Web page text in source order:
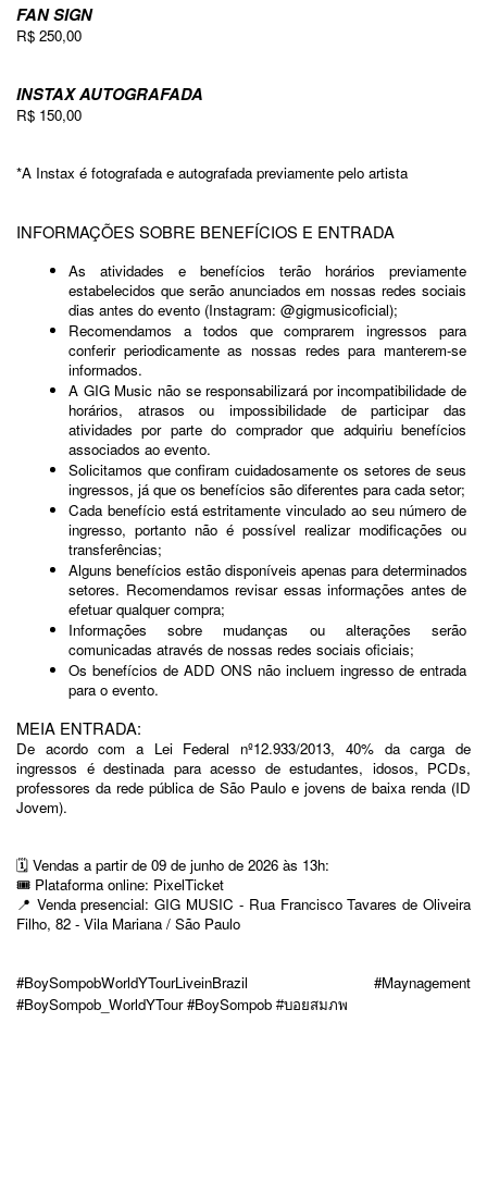
FAN SIGN
R$ 250,00
INSTAX AUTOGRAFADA
R$ 150,00
*A Instax é fotografada e autografada previamente pelo artista
INFORMAÇÕES SOBRE BENEFÍCIOS E ENTRADA
As atividades e benefícios terão horários previamente
estabelecidos que serão anunciados em nossas redes sociais
dias antes do evento (Instagram: @gigmusicoficial);
Recomendamos a todos que comprarem ingressos para
conferir periodicamente as nossas redes para manterem-se
informados.
A GIG Music não se responsabilizará por incompatibilidade de
horários, atrasos ou impossibilidade de participar das
atividades por parte do comprador que adquiriu benefícios
associados ao evento.
Solicitamos que confiram cuidadosamente os setores de seus
ingressos, já que os benefícios são diferentes para cada setor;
Cada benefício está estritamente vinculado ao seu número de
ingresso, portanto não é possível realizar modificações ou
transferências;
Alguns benefícios estão disponíveis apenas para determinados
setores. Recomendamos revisar essas informações antes de
efetuar qualquer compra;
Informações sobre mudanças ou alterações serão
comunicadas através de nossas redes sociais oficiais;
Os benefícios de ADD ONS não incluem ingresso de entrada
para o evento.
MEIA ENTRADA:
De acordo com a Lei Federal nº12.933/2013, 40% da carga de
ingressos é destinada para acesso de estudantes, idosos, PCDs,
professores da rede pública de São Paulo e jovens de baixa renda (ID
Jovem).
🗓️ Vendas a partir de 09 de junho de 2026 às 13h:
🎟️ Plataforma online: PixelTicket
📍 Venda presencial: GIG MUSIC - Rua Francisco Tavares de Oliveira
Filho, 82 - Vila Mariana / São Paulo
#BoySompobWorldYTourLiveinBrazil
#Maynagement
#BoySompob_WorldYTour #BoySompob #บอยสมภพ